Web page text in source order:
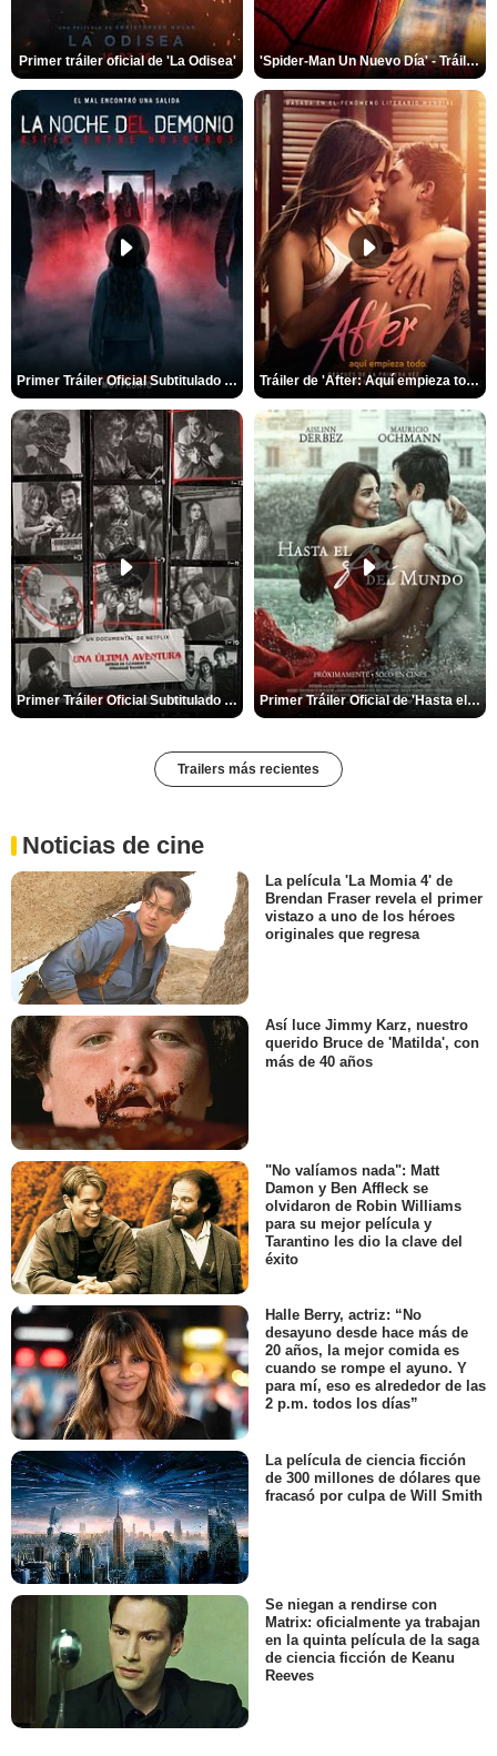
Primer tráiler oficial de 'La Odisea' 'Spider-Man Un Nuevo Día' - Tráiler oficial subtitulado
Primer Tráiler Oficial Subtitulado de 'La Noche Del Demonio: Están Entre Nosotros' Tráiler de 'After: Aquí empieza todo'
Primer Tráiler Oficial Subtitulado de 'Una última aventura: Detrás de cámaras de Stranger Things 5' Primer Tráiler Oficial de 'Hasta el fin del mundo'
Trailers más recientes
Noticias de cine
La película 'La Momia 4' de
Brendan Fraser revela el primer
vistazo a uno de los héroes
originales que regresa
Así luce Jimmy Karz, nuestro
querido Bruce de 'Matilda', con
más de 40 años
"No valíamos nada": Matt
Damon y Ben Affleck se
olvidaron de Robin Williams
para su mejor película y
Tarantino les dio la clave del
éxito
Halle Berry, actriz: “No
desayuno desde hace más de
20 años, la mejor comida es
cuando se rompe el ayuno. Y
para mí, eso es alrededor de las
2 p.m. todos los días”
La película de ciencia ficción
de 300 millones de dólares que
fracasó por culpa de Will Smith
Se niegan a rendirse con
Matrix: oficialmente ya trabajan
en la quinta película de la saga
de ciencia ficción de Keanu
Reeves